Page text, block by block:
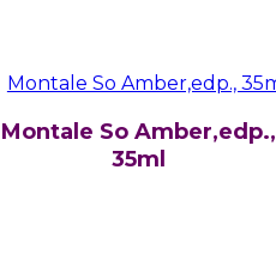
Montale So Amber,edp.,
35ml